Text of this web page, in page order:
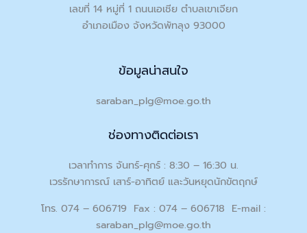
เลขที่ 14 หมู่ที่ 1 ถนนเอเชีย ตำบลเขาเจียก
อำเภอเมือง จังหวัดพัทลุง 93000
ข้อมูลน่าสนใจ
saraban_plg@moe.go.th
ช่องทางติดต่อเรา
เวลาทำการ จันทร์-ศุกร์ : 8:30 – 16:30 น.
เวรรักษาการณ์ เสาร์-อาทิตย์ และวันหยุดนักขัตฤกษ์
โทร. 074 – 606719 Fax : 074 – 606718 E-mail :
saraban_plg@moe.go.th